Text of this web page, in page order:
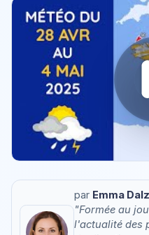
par Emma
"Formée au
l'actualité des